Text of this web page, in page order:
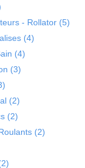
- Rollator (5)
(4)
(4)
(3)
(2)
(2)
(2)